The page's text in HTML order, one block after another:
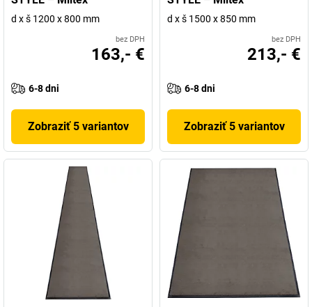
d x š 1200 x 800 mm
bez DPH
163,- €
6-8 dni
Zobraziť 5 variantov
d x š 1500 x 850 mm
bez DPH
213,- €
6-8 dni
Zobraziť 5 variantov